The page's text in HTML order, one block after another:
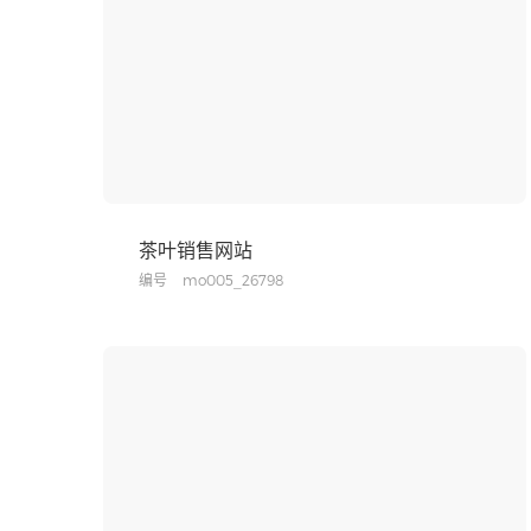
茶叶销售网站
编号 mo005_26798